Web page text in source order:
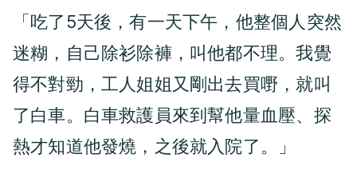
「吃了5天後，有一天下午，他整個人突然
迷糊，自己除衫除褲，叫他都不理。我覺
得不對勁，工人姐姐又剛出去買嘢，就叫
了白車。白車救護員來到幫他量血壓、探
熱才知道他發燒，之後就入院了。」